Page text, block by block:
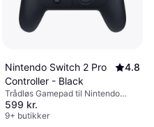
Nintendo Switch 2 Pro
Controller - Black
4.8
Trådløs Gamepad til Nintendo
Switch 2
599 kr.
9+ butikker